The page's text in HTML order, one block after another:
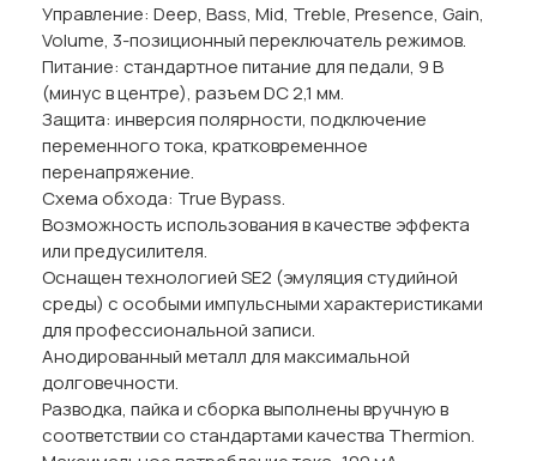
Управление: Deep, Bass, Mid, Treble, Presence, Gain,
Volume, 3-позиционный переключатель режимов.
Питание: стандартное питание для педали, 9 В
(минус в центре), разъем DC 2,1 мм.
Защита: инверсия полярности, подключение
переменного тока, кратковременное
перенапряжение.
Схема обхода: True Bypass.
Возможность использования в качестве эффекта
или предусилителя.
Оснащен технологией SE2 (эмуляция студийной
среды) с особыми импульсными характеристиками
для профессиональной записи.
Анодированный металл для максимальной
долговечности.
Разводка, пайка и сборка выполнены вручную в
соответствии со стандартами качества Thermion.